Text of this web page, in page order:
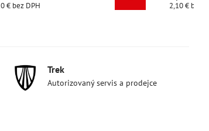
2,10 €
Trek
Autorizovaný servis a prodejce